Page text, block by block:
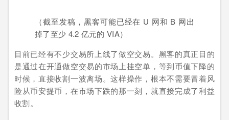
（截至发稿，黑客可能已经在 U 网和 B 网出
掉了至少 4.2 亿元的 VIA）
目前已经有不少交易所上线了做空交易。黑客的真正目的
是通过在开通做空交易的市场上挂空单，等到币值下降的
时候，直接收割一波离场。这样操作，根本不需要冒着风
险从币安提币，在市场下跌的那一刻，就直接完成了利益
收割。